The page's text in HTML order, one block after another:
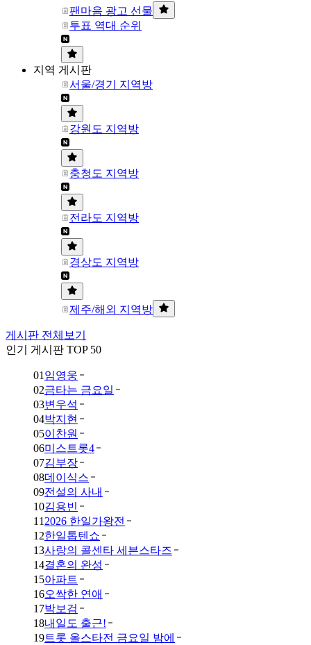
팬마음 광고 선물
투표 역대 순위
지역 게시판
서울/경기 지역방
강원도 지역방
충청도 지역방
전라도 지역방
경상도 지역방
제주/해외 지역방
게시판 전체보기
인기 게시판 TOP 50
01 임영웅
02금타는 금요일
03변우석
04박지현
05이찬원
06미스트롯4
07김부장
08데이식스
09전설의 사내
10김용빈
11 2026 한일가왕전
12한일톱텐쇼
13사랑의 콜센타 세븐스타즈
14결혼의 완성
15아파트
16오싹한 연애
17박보검
18내일도 출근!
19트롯 올스타전 금요일 밤에